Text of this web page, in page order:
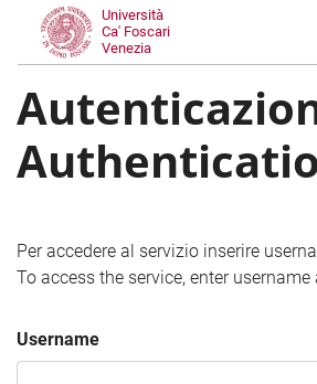
Università
Ca' Foscari
Venezia
Per accedere al servizio inserire
To access the service, enter
Username